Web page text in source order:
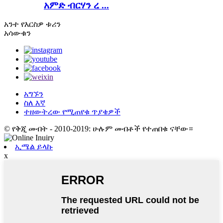
አምድ ብርሃን ረ ...
አንተ የእርስዎ ቱሪን
አሳውቁን
አግኙን
ስለ እኛ
ተዘውትረው የሚጠየቁ ጥያቄዎች
© የቅጂ መብት - 2010-2019: ሁሉም መብቶች የተጠበቁ ናቸው።
ኢሜል ይላኩ
x